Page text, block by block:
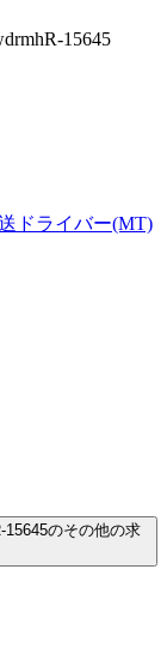
15645
ドライバー(MT)
のその他の求